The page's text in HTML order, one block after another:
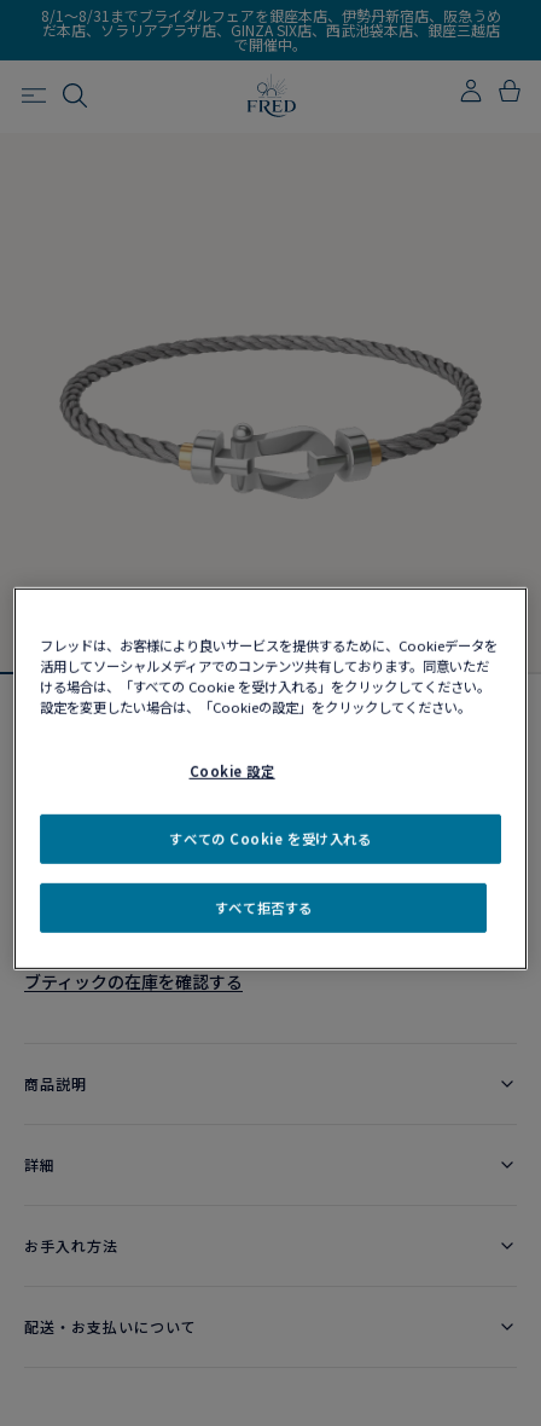
8/1～8/31までブライダルフェアを銀座本店、伊勢丹新宿店、阪急うめ
だ本店、ソラリアプラザ店、GINZA SIX店、西武池袋本店、銀座三越店
で開催中。
フォース10ブレスレット
カスタマイズ
ショッピングバッグに追加
ブティックの在庫を確認する​
商品説明
詳細​
お手入れ方法
配送・お支払いについて
フレッドは、お客様により良いサービスを提供するために、Cookieデータを
活用してソーシャルメディアでのコンテンツ共有しております。同意いただ
ける場合は、「すべての Cookie を受け入れる」をクリックしてください。
設定を変更したい場合は、「Cookieの設定」をクリックしてください。
Cookie 設定
すべて拒否する
すべての Cookie を受け入れる